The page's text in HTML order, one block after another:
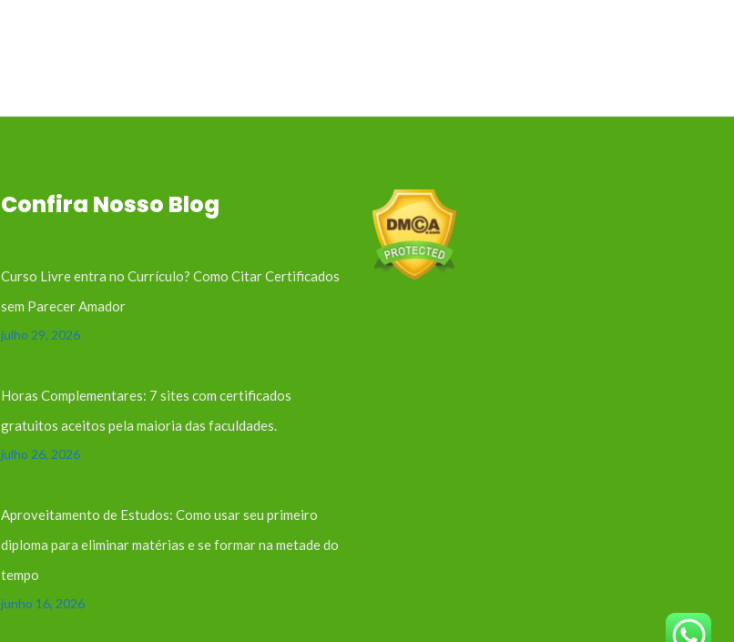
Confira Nosso Blog
Curso Livre entra no Currículo? Como Citar Certificados
sem Parecer Amador
julho 29, 2026
Horas Complementares: 7 sites com certificados
gratuitos aceitos pela maioria das faculdades.
julho 26, 2026
Aproveitamento de Estudos: Como usar seu primeiro
diploma para eliminar matérias e se formar na metade do
tempo
junho 16, 2026